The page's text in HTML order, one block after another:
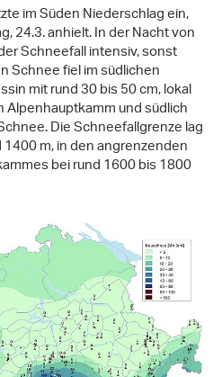
im Süden Niederschlag ein,
24.3. anhielt. In der Nacht von
Schneefall intensiv, sonst
Schnee fiel im südlichen
mit rund 30 bis 50 cm, lokal
Alpenhauptkamm und südlich
Die Schneefallgrenze lag
m, in den angrenzenden
bei rund 1600 bis 1800